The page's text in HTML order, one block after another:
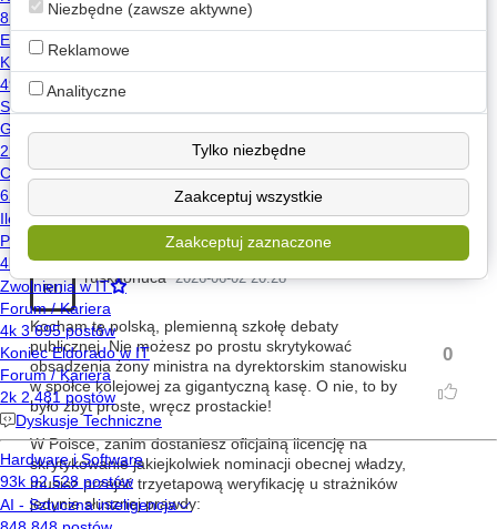
To ze ludzie z nadania partyjneyo nie wyrzuca z pracy
fachowcow to niestety zludznie. MEN. SIO2.
dzisiaj programiści uwielbiają przepisywać kod z jednego
języka do drugiego, tylko po to by z projektem nadal stać w
Miang 2026-06-02 16:49
RU
ruskaonuca 2026-06-02 20:28
0
Kocham tę polską, plemienną szkołę debaty
publicznej. Nie możesz po prostu skrytykować
obsadzenia żony ministra na dyrektorskim stanowisku
w spółce kolejowej za gigantyczną kasę. O nie, to by
było zbyt proste, wręcz prostackie!
W Polsce, zanim dostaniesz oficjalną licencję na
skrytykowanie jakiejkolwiek nominacji obecnej władzy,
musisz przejść trzyetapową weryfikację u strażników
jedynie słusznej prawdy:
Niezbędne (zawsze aktywne)
Reklamowe
Analityczne
Tylko niezbędne
Zaakceptuj wszystkie
Zaakceptuj zaznaczone